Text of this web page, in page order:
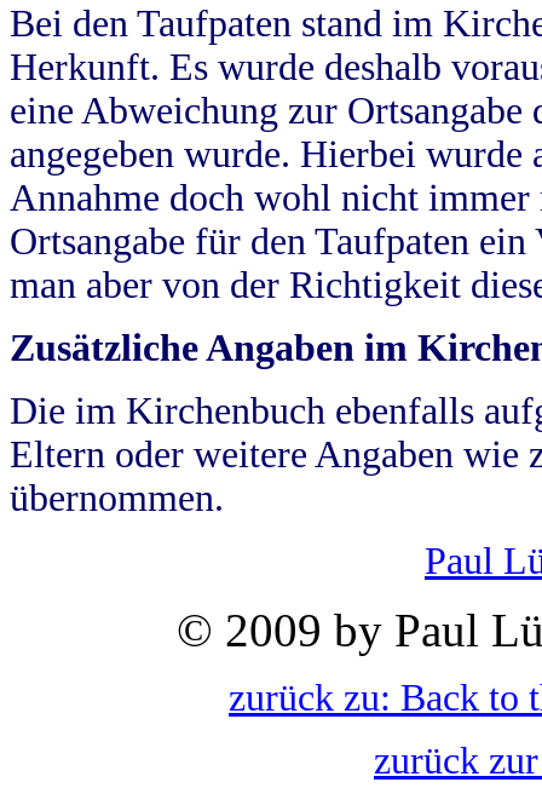
Bei den Taufpaten stand im
Herkunft. Es wurde deshalb
eine Abweichung zur
angegeben wurde. Hierbei wurde
Annahme doch wohl nicht
Ortsangabe für den Taufpaten
man aber von der Richtigkeit
Zusätzliche Angaben im
Die im Kirchenbuch ebenfalls
Eltern oder weitere Angaben wie
übernommen.
Paul
© 2009 by Paul
zurück zu: Back to
zurück